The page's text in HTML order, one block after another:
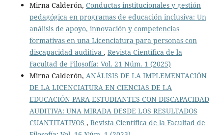
Mirna Calderón, Conductas institucionales y gestión
pedagógica en programas de educación inclusiva: Un
análisis de apoyo, innovación y competencias
formativas en una Licenciatura para personas con
discapacidad auditiva , Revista Científica de la
Facultad de Filosofía: Vol. 21 Núm. 1 (2025)
Mirna Calderón, ANÁLISIS DE LA IMPLEMENTACIÓN
DE LA LICENCIATURA EN CIENCIAS DE LA
EDUCACIÓN PARA ESTUDIANTES CON DISCAPACIDAD
AUDITIVA: UNA MIRADA DESDE LOS RESULTADOS
CUANTITATIVOS , Revista Científica de la Facultad de